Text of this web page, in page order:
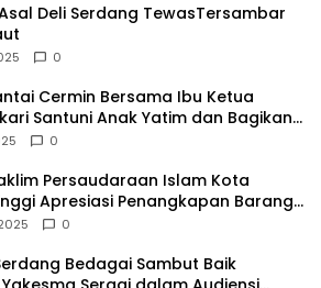
Deli Serdang TewasTersambar
0
Cermin Bersama Ibu Ketua
Santuni Anak Yatim dan Bagikan
0
Persaudaraan Islam Kota
Apresiasi Penangkapan Barang
0
Bedagai Sambut Baik